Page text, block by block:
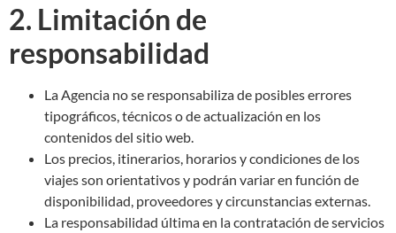
2. Limitación de
responsabilidad
La Agencia no se responsabiliza de posibles errores
tipográficos, técnicos o de actualización en los
contenidos del sitio web.
Los precios, itinerarios, horarios y condiciones de los
viajes son orientativos y podrán variar en función de
disponibilidad, proveedores y circunstancias externas.
La responsabilidad última en la contratación de servicios